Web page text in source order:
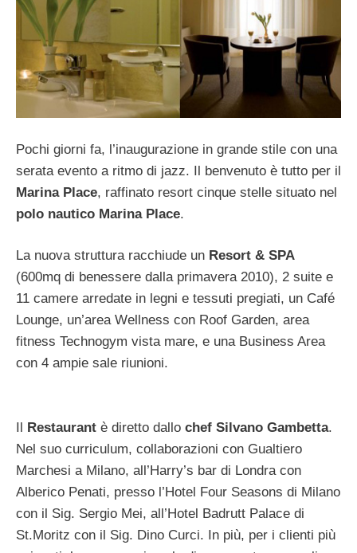
Pochi giorni fa, l’inaugurazione in grande stile con una
serata evento a ritmo di jazz. Il benvenuto è tutto per il
Marina Place, raffinato resort cinque stelle situato nel
polo nautico Marina Place.
La nuova struttura racchiude un Resort & SPA
(600mq di benessere dalla primavera 2010), 2 suite e
11 camere arredate in legni e tessuti pregiati, un Café
Lounge, un’area Wellness con Roof Garden, area
fitness Technogym vista mare, e una Business Area
con 4 ampie sale riunioni.
Restaurant è diretto dallo chef Silvano Gambetta.
Nel suo curriculum, collaborazioni con Gualtiero
Marchesi a Milano, all’Harry’s bar di Londra con
Alberico Penati, presso l’Hotel Four Seasons di Milano
con il Sig. Sergio Mei, all’Hotel Badrutt Palace di
St.Moritz con il Sig. Dino Curci. In più, per i clienti più